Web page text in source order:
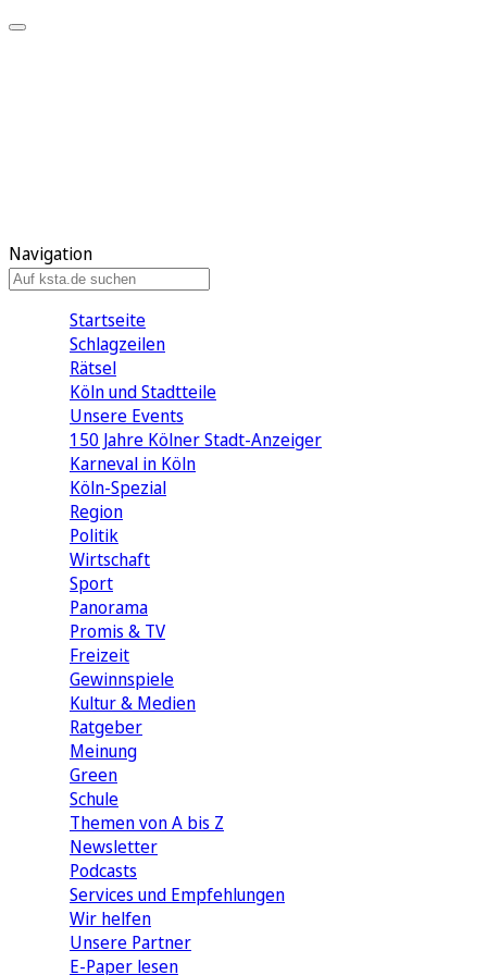
Navigation
Startseite
Schlagzeilen
Rätsel
Köln und Stadtteile
Unsere Events
150 Jahre Kölner Stadt-Anzeiger
Karneval in Köln
Köln-Spezial
Region
Politik
Wirtschaft
Sport
Panorama
Promis & TV
Freizeit
Gewinnspiele
Kultur & Medien
Ratgeber
Meinung
Green
Schule
Themen von A bis Z
Newsletter
Podcasts
Services und Empfehlungen
Wir helfen
Unsere Partner
E-Paper lesen